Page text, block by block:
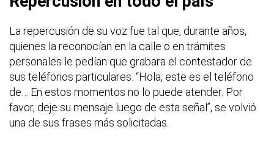
La repercusión de su voz fue tal que, durante años,
quienes la reconocían en la calle o en trámites
personales le pedían que grabara el contestador de
sus teléfonos particulares. “Hola, este es el teléfono
de… En estos momentos no lo puede atender. Por
favor, deje su mensaje luego de esta señal”, se volvió
una de sus frases más solicitadas.